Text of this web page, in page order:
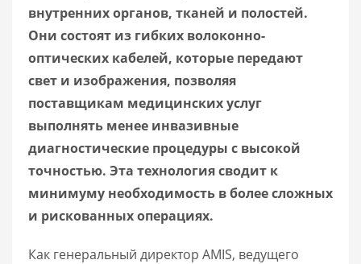
внутренних органов, тканей и полостей.
Они состоят из гибких волоконно-
оптических кабелей, которые передают
свет и изображения, позволяя
поставщикам медицинских услуг
выполнять менее инвазивные
диагностические процедуры с высокой
точностью. Эта технология сводит к
минимуму необходимость в более сложных
и рискованных операциях.
Как генеральный директор AMIS, ведущего